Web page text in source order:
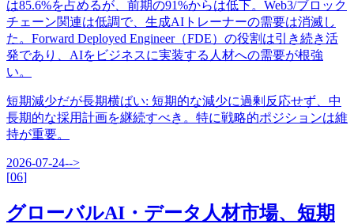
は85.6%を占めるが、前期の91%からは低下。Web3/ブロック
チェーン関連は低調で、生成AIトレーナーの需要は消滅し
た。Forward Deployed Engineer（FDE）の役割は引き続き活
発であり、AIをビジネスに実装する人材への需要が根強
い。
短期減少だが長期横ばい: 短期的な減少に過剰反応せず、中
長期的な採用計画を継続すべき。特に戦略的ポジションは維
持が重要。
2026-07-24-->
[06]
グローバルAI・データ人材市場、短期